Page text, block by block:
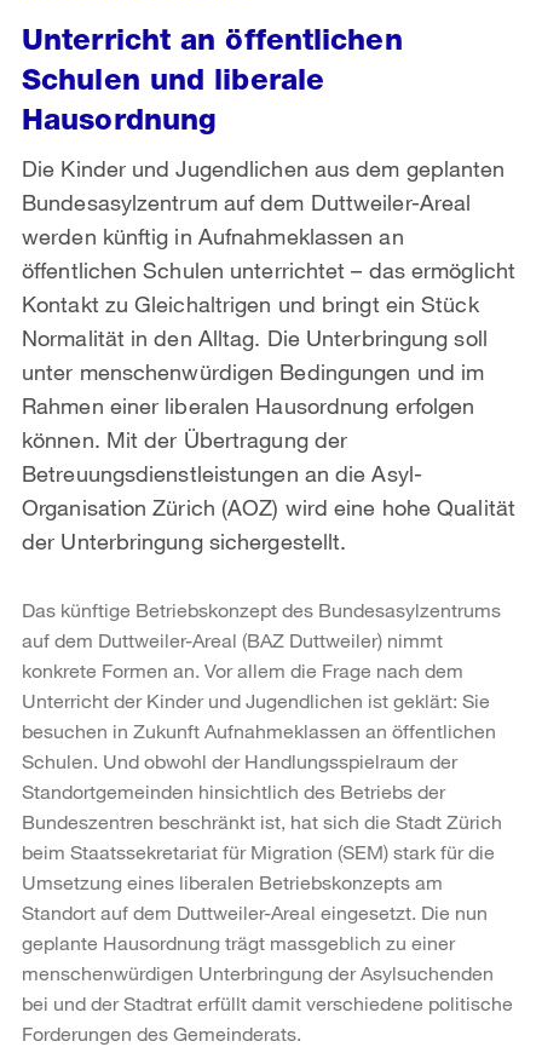
Unterricht an öffentlichen
Schulen und liberale
Hausordnung
Die Kinder und Jugendlichen aus dem geplanten
Bundesasylzentrum auf dem Duttweiler-Areal
werden künftig in Aufnahmeklassen an
öffentlichen Schulen unterrichtet – das ermöglicht
Kontakt zu Gleichaltrigen und bringt ein Stück
Normalität in den Alltag. Die Unterbringung soll
unter menschenwürdigen Bedingungen und im
Rahmen einer liberalen Hausordnung erfolgen
können. Mit der Übertragung der
Betreuungsdienstleistungen an die Asyl-
Organisation Zürich (AOZ) wird eine hohe Qualität
der Unterbringung sichergestellt.
Das künftige Betriebskonzept des Bundesasylzentrums
auf dem Duttweiler-Areal (BAZ Duttweiler) nimmt
konkrete Formen an. Vor allem die Frage nach dem
Unterricht der Kinder und Jugendlichen ist geklärt: Sie
besuchen in Zukunft Aufnahmeklassen an öffentlichen
Schulen. Und obwohl der Handlungsspielraum der
Standortgemeinden hinsichtlich des Betriebs der
Bundeszentren beschränkt ist, hat sich die Stadt Zürich
beim Staatssekretariat für Migration (SEM) stark für die
Umsetzung eines liberalen Betriebskonzepts am
Standort auf dem Duttweiler-Areal eingesetzt. Die nun
geplante Hausordnung trägt massgeblich zu einer
menschenwürdigen Unterbringung der Asylsuchenden
bei und der Stadtrat erfüllt damit verschiedene politische
Forderungen des Gemeinderats.